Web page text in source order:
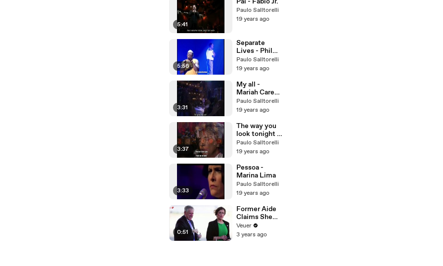
5:41
Paulo Salltorelli
19 years ago
5:56
Separate
Lives - Phil
Collins
Paulo Salltorelli
19 years ago
3:31
My all -
Mariah Carey
- Legendas
em Ingles
Paulo Salltorelli
19 years ago
3:37
The way you
look tonight -
Traducao-
Rod Stewart
Paulo Salltorelli
19 years ago
3:33
Pessoa -
Marina Lima
Paulo Salltorelli
19 years ago
0:51
Former Aide
Claims She
Was Asked to
Make a ‘Hit
Veuer
3 years ago